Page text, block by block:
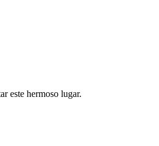
este hermoso lugar.